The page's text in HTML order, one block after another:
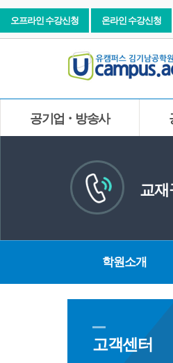
오프라인 수강신청 온라인 수강신청
공기업ㆍ방송사
교
학원소개
고객센터